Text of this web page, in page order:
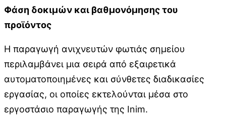
Φάση δοκιμών και βαθμονόμησης του
προϊόντος
Η παραγωγή ανιχνευτών φωτιάς σημείου
περιλαμβάνει μια σειρά από εξαιρετικά
αυτοματοποιημένες και σύνθετες διαδικασίες
εργασίας, οι οποίες εκτελούνται μέσα στο
εργοστάσιο παραγωγής της Inim.